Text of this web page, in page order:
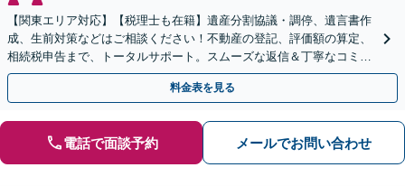
【関東エリア対応】【税理士も在籍】遺産分割協議・調停、遺言書作
成、生前対策などはご相談ください！不動産の登記、評価額の算定、
相続税申告まで、トータルサポート。スムーズな返信＆丁寧なコミュ
ニケーション◎お気軽にご相談ください。
料金表を見る
電話で面談予約 メールでお問い合わせ